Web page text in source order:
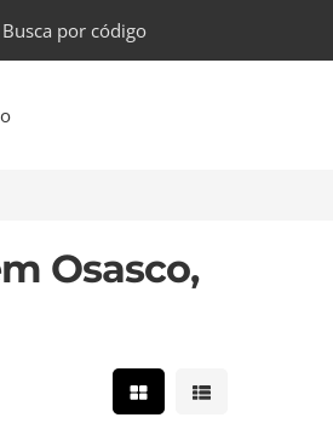
Osasco,
Mostrar resultados
Mostrar